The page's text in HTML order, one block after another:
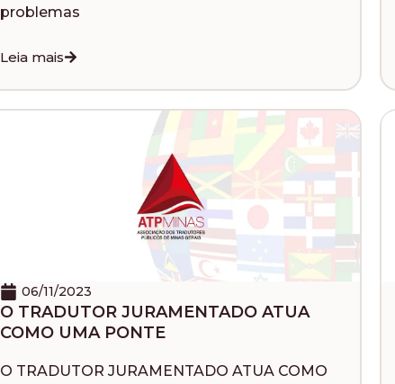
problemas
Leia mais
06/11/2023
O TRADUTOR JURAMENTADO ATUA
COMO UMA PONTE
O TRADUTOR JURAMENTADO ATUA COMO